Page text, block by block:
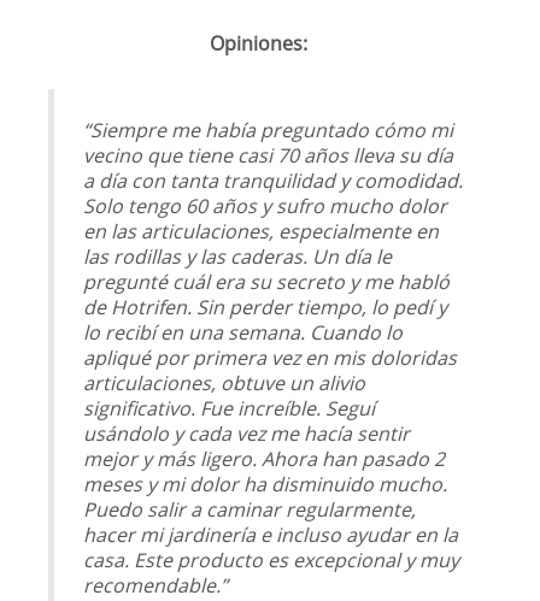
Opiniones:
“Siempre me había preguntado cómo mi
vecino que tiene casi 70 años lleva su día
a día con tanta tranquilidad y comodidad.
Solo tengo 60 años y sufro mucho dolor
en las articulaciones, especialmente en
las rodillas y las caderas. Un día le
pregunté cuál era su secreto y me habló
de Hotrifen. Sin perder tiempo, lo pedí y
lo recibí en una semana. Cuando lo
apliqué por primera vez en mis doloridas
articulaciones, obtuve un alivio
significativo. Fue increíble. Seguí
usándolo y cada vez me hacía sentir
mejor y más ligero. Ahora han pasado 2
meses y mi dolor ha disminuido mucho.
Puedo salir a caminar regularmente,
hacer mi jardinería e incluso ayudar en la
casa. Este producto es excepcional y muy
recomendable.”